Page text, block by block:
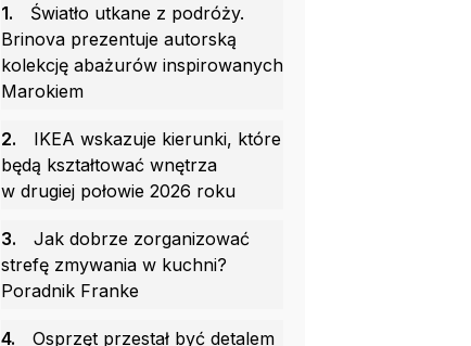
1.
Światło utkane z podróży.
Brinova prezentuje autorską
kolekcję abażurów inspirowanych
Marokiem
2.
IKEA wskazuje kierunki, które
będą kształtować wnętrza
w drugiej połowie 2026 roku
3.
Jak dobrze zorganizować
strefę zmywania w kuchni?
Poradnik Franke
4.
Osprzęt przestał być detalem